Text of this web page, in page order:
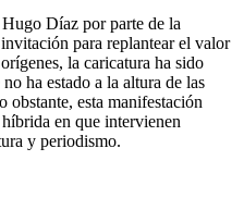
Díaz por parte de la
para replantear el valor
la caricatura ha sido
ha estado a la altura de las
obstante, esta manifestación
en que intervienen
y periodismo.